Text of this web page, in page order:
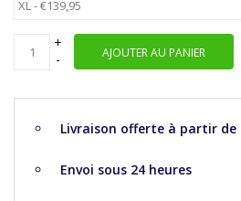
+
-
AJOUTER AU PANIER
Livraison offerte à partir de
Envoi sous 24 heures